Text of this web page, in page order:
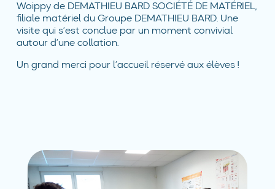
Woippy de DEMATHIEU BARD SOCIÉTÉ DE MATÉRIEL,
filiale matériel du Groupe DEMATHIEU BARD. Une
visite qui s’est conclue par un moment convivial
autour d’une collation.
Un grand merci pour l’accueil réservé aux élèves !